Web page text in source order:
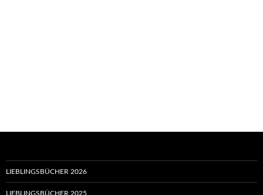
LIEBLINGSBÜCHER 2026
LIEBLINGSBÜCHER 2025